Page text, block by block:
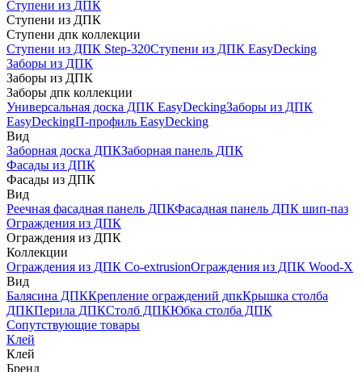
Ступени из ДПК
Ступени из ДПК
Ступени дпк коллекции
Ступени из ДПК Step-320Ступени из ДПК EasyDecking
Заборы из ДПК
Заборы из ДПК
Заборы дпк коллекции
Универсальная доска ДПК EasyDeckingЗаборы из ДПК
EasyDeckingП-профиль EasyDecking
Вид
Заборная доска ДПКЗаборная панель ДПК
Фасады из ДПК
Фасады из ДПК
Вид
Реечная фасадная панель ДПКФасадная панель ДПК шип-паз
Ограждения из ДПК
Ограждения из ДПК
Коллекции
Ограждения из ДПК Co-extrusionОграждения из ДПК Wood-X
Вид
Балясина ДПККрепление ограждений дпкКрышка столба
ДПКПерила ДПКСтолб ДПКЮбка столба ДПК
Сопутствующие товары
Клей
Клей
Бренд